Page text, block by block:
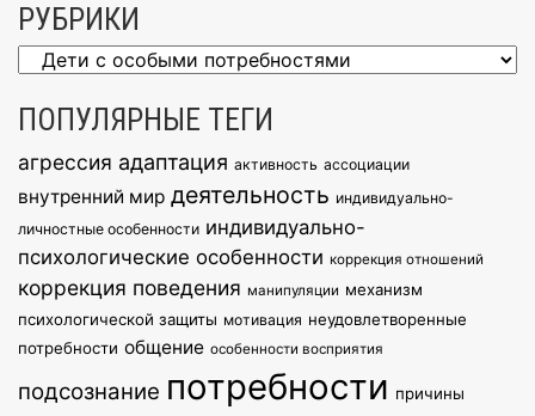
РУБРИКИ
Рубрики
ПОПУЛЯРНЫЕ ТЕГИ
агрессия адаптация активность ассоциации
внутренний мир деятельность индивидуально-
личностные особенности индивидуально-
психологические особенности коррекция отношений
коррекция поведения манипуляции механизм
психологической защиты мотивация неудовлетворенные
потребности общение особенности восприятия
подсознание потребности причины